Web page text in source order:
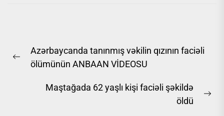
naviqasiyası
Previous
Azərbaycanda tanınmış vəkilin qızının faciəli
ölümünün ANBAAN VİDEOSU
Maştağada 62 yaşlı kişi faciəli şəkildə
öldü